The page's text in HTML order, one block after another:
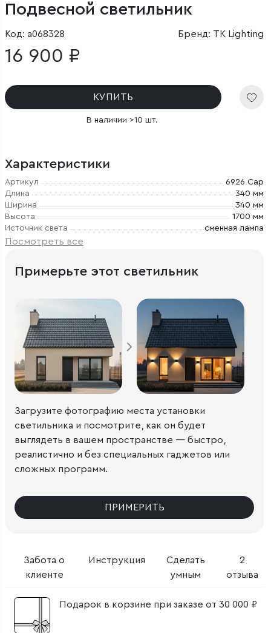
Подвесной светильник
Код: a068328 Бренд: TK Lighting
16 900 ₽
КУПИТЬ
В наличии >10 шт.
Характеристики
Артикул
6926 Cap
Длина
340 мм
Ширина
340 мм
Высота
1700 мм
Источник света
сменная лампа
Посмотреть все
Забота о
клиенте
Инструкция
Сделать
умным
2
отзыва
Подарок в корзине при заказе от 30 000 ₽
Примерьте этот светильник
Загрузите фотографию места установки
светильника и посмотрите, как он будет
выглядеть в вашем пространстве — быстро,
реалистично и без специальных гаджетов или
сложных программ.
ПРИМЕРИТЬ